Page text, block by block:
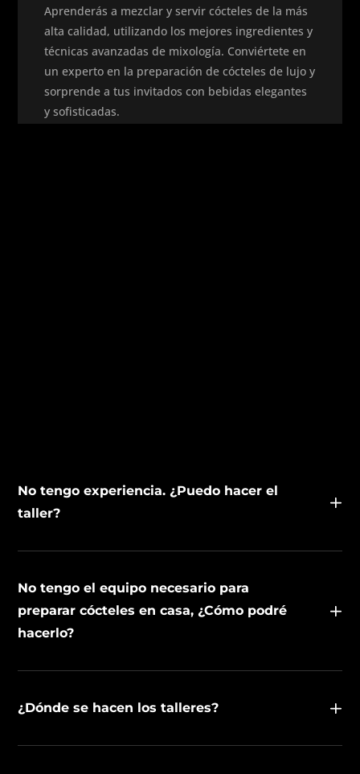
Aprenderás a mezclar y servir cócteles de la más
alta calidad, utilizando los mejores ingredientes y
técnicas avanzadas de mixología. Conviértete en
un experto en la preparación de cócteles de lujo y
sorprende a tus invitados con bebidas elegantes
y sofisticadas.
No tengo experiencia. ¿Puedo hacer el
taller?
No tengo el equipo necesario para
preparar cócteles en casa, ¿Cómo podré
hacerlo?
¿Dónde se hacen los talleres?